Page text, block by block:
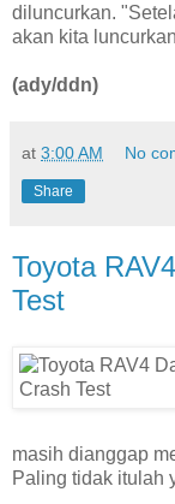
diluncurkan.
akan kita
(ady/ddn)
at 3:00 AM No
Share
Toyota
Test
masih dianggap
Paling tidak itulah